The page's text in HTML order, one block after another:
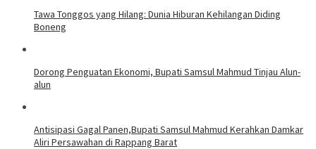
Tawa Tonggos yang Hilang: Dunia Hiburan Kehilangan Diding
Boneng
Dorong Penguatan Ekonomi, Bupati Samsul Mahmud Tinjau Alun-
alun
Antisipasi Gagal Panen,Bupati Samsul Mahmud Kerahkan Damkar
Aliri Persawahan di Rappang Barat